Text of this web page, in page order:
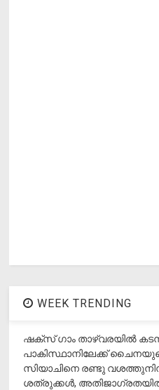
WEEK TRENDING
ഷക്സ് ​ഗാം താഴ്‌വരയിൽ
പാകിസ്ഥാനിലേക്ക്
സിയാചിനെ രണ്ടു
ശത്രുക്കൾ,